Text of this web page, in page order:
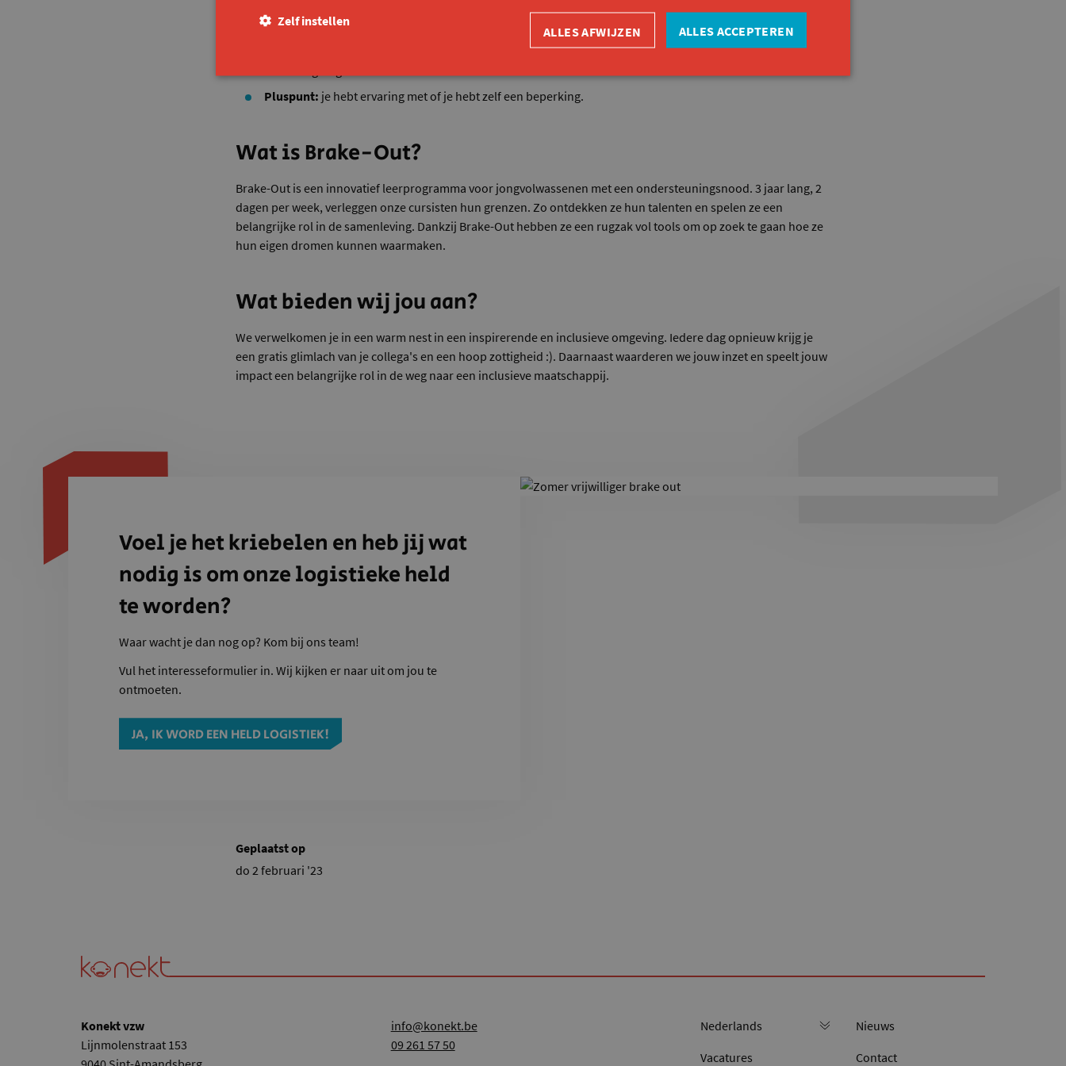
Je bent praktisch ingesteld.
Pluspunt: je hebt ervaring met of je hebt zelf een beperking.
Wat is Brake-Out?
Brake-Out is een innovatief leerprogramma voor jongvolwassenen met een ondersteuningsnood. 3 jaar lang, 2
dagen per week, verleggen onze cursisten hun grenzen. Zo ontdekken ze hun talenten en spelen ze een
belangrijke rol in de samenleving. Dankzij Brake-Out hebben ze een rugzak vol tools om op zoek te gaan hoe ze
hun eigen dromen kunnen waarmaken.
Wat bieden wij jou aan?
We verwelkomen je in een warm nest in een inspirerende en inclusieve omgeving. Iedere dag opnieuw krijg je
een gratis glimlach van je collega's en een hoop zottigheid :). Daarnaast waarderen we jouw inzet en speelt jouw
impact een belangrijke rol in de weg naar een inclusieve maatschappij.
Voel je het kriebelen en heb jij wat
nodig is om onze logistieke held
te worden?
Waar wacht je dan nog op? Kom bij ons team!
Vul het interesseformulier in. Wij kijken er naar uit om jou te
ontmoeten.
JA, IK WORD EEN HELD LOGISTIEK!
Geplaatst op
do 2 februari '23
Konekt vzw
Lijnmolenstraat 153
info@konekt.be
09 261 57 50
Vacatures
Nieuws
Contact
ALLES ACCEPTEREN
ALLES AFWIJZEN
Zelf instellen